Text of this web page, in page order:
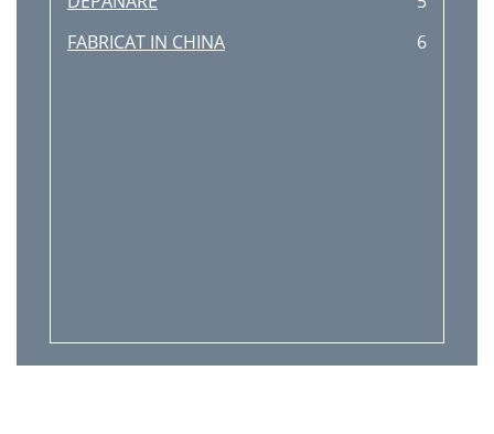
FABRICAT IN CHINA
6